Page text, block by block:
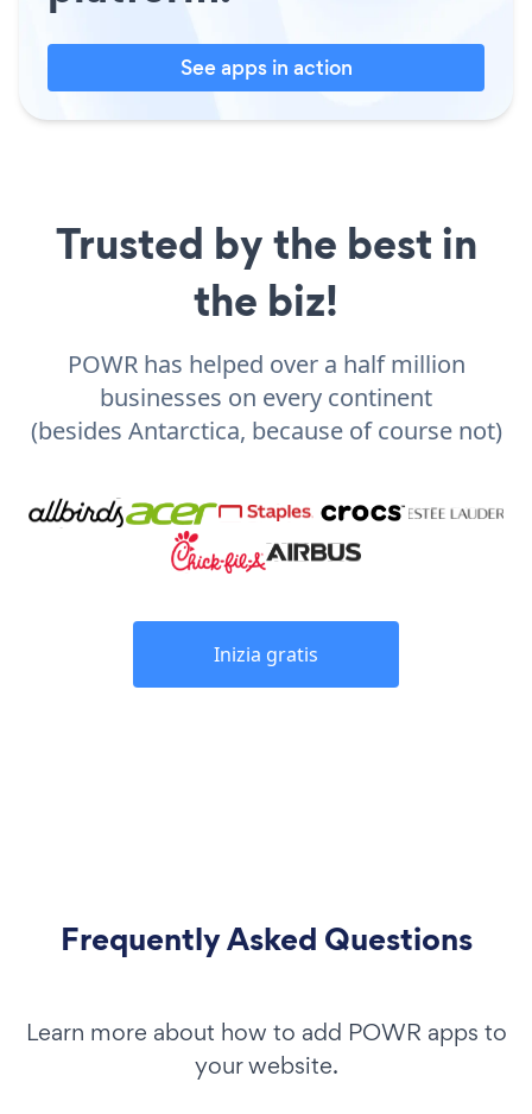
See apps in action
Trusted by the best in
the biz!
POWR has helped over a half million
businesses on every continent
(besides Antarctica, because of course not)
Inizia gratis
Frequently Asked Questions
Learn more about how to add POWR apps to
your website.